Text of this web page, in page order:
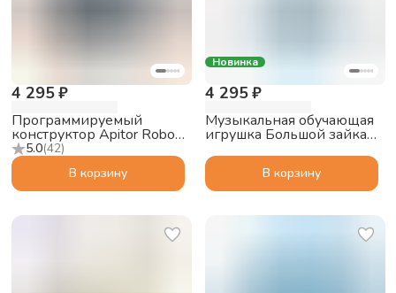
5.0(42)
4 295 ₽
Программируемый
конструктор Apitor Robot
J 6в1
В корзину
Новинка
4 295 ₽
Музыкальная обучающая
игрушка Большой зайка
Bluetooth колонки, синий
В корзину